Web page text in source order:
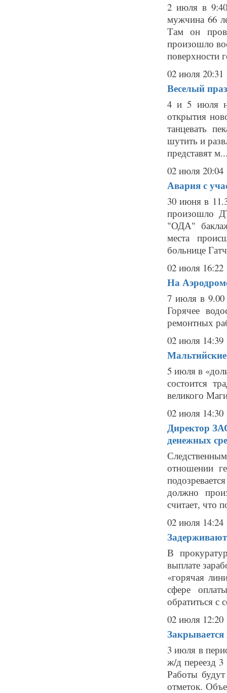
2 июля в
мужчина 66
Там он
произошло
поверхности
02 июля 20:31
Веселый
4 и 5 июля
открытия
танцевать
шутить и
представят
02 июля 20:04
Авария с
30 июня в
произошло
"ОДА"
места
больнице
02 июля 16:22
На
7 июля в
Горячее
ремонтных
02 июля 14:39
5 июля в
состоится
великого
02 июля 14:30
Директор
денежных
отношении
должно
считает, что
02 июля 14:24
В
выплате
«горячая
сфере
обратиться с
02 июля 12:20
3 июля в
ж/д переезд
Работы
отметок.